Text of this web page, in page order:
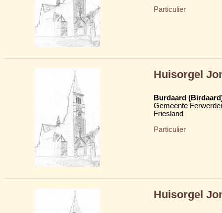
Particulier
Huisorgel
Burdaard
Gemeente
Friesland
Particulier
Huisorgel